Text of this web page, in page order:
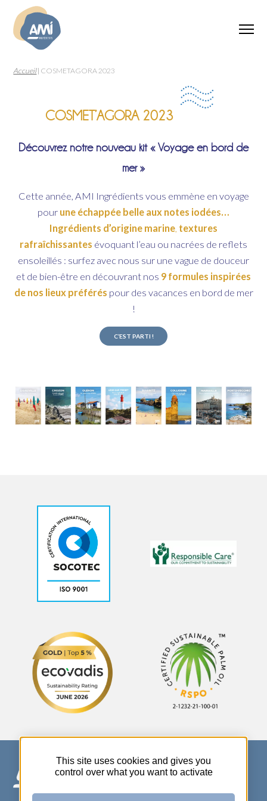
Accueil| COSMETAGORA 2023
COSMET’AGORA 2023
Découvrez notre nouveau kit « Voyage en bord de
mer »
Cette année, AMI Ingrédients vous emmène en voyage
pour une échappée belle aux notes iodées…
Ingrédients d’origine marine, textures
rafraîchissantes évoquant l’eau ou nacrées de reflets
ensoleillés : surfez avec nous sur une vague de douceur
et de bien-être en découvrant nos 9 formules inspirées
de nos lieux préférés pour des vacances en bord de mer
!
C’EST PARTI !
This site uses cookies and gives you
control over what you want to activate